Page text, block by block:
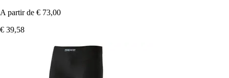
A partir de € 73,00
€ 39,58